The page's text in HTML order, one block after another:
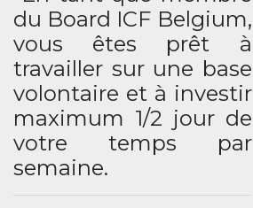
du Board ICF Belgium,
vous êtes prêt à
travailler sur une base
volontaire et à investir
maximum 1/2 jour de
votre temps par
semaine.